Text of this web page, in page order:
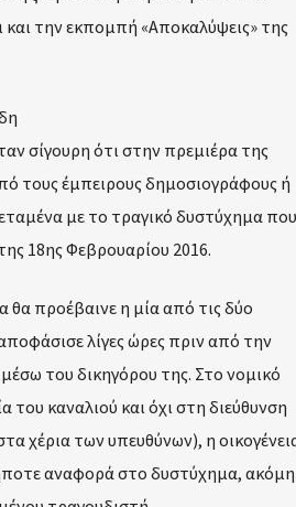
την εκπομπή «Αποκαλύψεις» της
σίγουρη ότι στην πρεμιέρα της
τους έμπειρους δημοσιογράφους ή
με το τραγικό δυστύχημα που
18ης Φεβρουαρίου 2016.
προέβαινε η μία από τις δύο
λίγες ώρες πριν από την
του δικηγόρου της. Στο νομικό
καναλιού και όχι στη διεύθυνση
χέρια των υπευθύνων), η
αναφορά στο δυστύχημα, ακόμη